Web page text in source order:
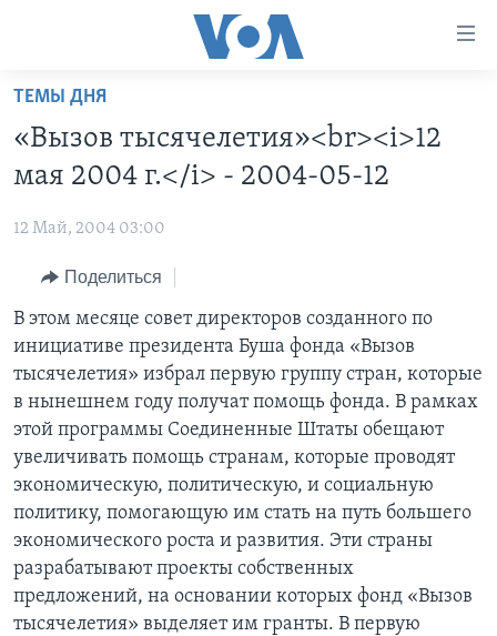
Перейти
основной
контент
навигации
Перейти
поиск
НОВОСТИ ЗА МИНУТУ
ИТОГИ
ПОЧЕМУ ЭТО ВАЖНО?
ДИСКУССИЯ VOA
ДЕТАЛИ
НЬЮ-ЙОРК NEW YORK
АМЕРИКА. БОЛЬШОЕ ПУТЕШЕСТВИЕ
УЧИМ АНГЛИЙСКИЙ
НАША АМЕРИКАНСКАЯ ИСТОРИЯ
А КАК В АМЕРИКЕ?
АРТЕФАКТЫ
АМЕРИКАНСКИЕ ГОРОДКИ
ТЕСТЫ
ЭКСПЕРТИЗА
ИНТЕРВЬЮ
ФАКТЫ ПРОТИВ ФЕЙКОВ
ЗА СВОБОДУ ПРЕССЫ
УЧИМ АНГЛИЙСКИЙ
ВИДЕО
ПОДПИСКА НА НОВОСТИ
Learning English
СОЦИАЛЬНЫЕ СЕТИ
ТЕМЫ ДНЯ
«Вызов тысячелетия»<br><i>12
мая 2004 г.</i> - 2004-05-12
12 Май, 2004 03:00
Поделиться
В этом месяце совет директоров созданного по
инициативе президента Буша фонда «Вызов
тысячелетия» избрал первую группу стран, которые
в нынешнем году получат помощь фонда. В рамках
этой программы Соединенные Штаты обещают
увеличивать помощь странам, которые проводят
экономическую, политическую, и социальную
политику, помогающую им стать на путь большего
экономического роста и развития. Эти страны
разрабатывают проекты собственных
предложений, на основании которых фонд «Вызов
тысячелетия» выделяет им гранты. В первую